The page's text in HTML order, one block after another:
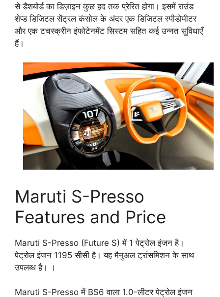
से डैशबोर्ड का डिज़ाइन कुछ हद तक प्रेरित होगा। इसमें राउंड
शेप्ड डिजिटल सेंट्रल कंसोल के अंदर एक डिजिटल स्पीडोमीटर
और एक टचस्क्रीन इंफोटेनमेंट सिस्टम सहित कई उन्नत सुविधाएँ
हैं।
Maruti S-Presso
Features and Price
Maruti S-Presso (Future S) में 1 पेट्रोल इंजन है।
पेट्रोल इंजन 1195 सीसी है। यह मैनुअल ट्रांसमिशन के साथ
उपलब्ध है। ।
Maruti S-Presso में BS6 वाला 1.0-लीटर पेट्रोल इंजन